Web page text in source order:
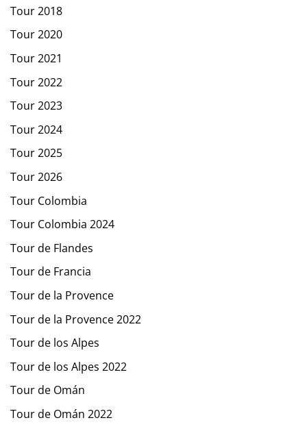
Tour 2018
Tour 2020
Tour 2021
Tour 2022
Tour 2023
Tour 2024
Tour 2025
Tour 2026
Tour Colombia
Tour Colombia 2024
Tour de Flandes
Tour de Francia
Tour de la Provence
Tour de la Provence 2022
Tour de los Alpes
Tour de los Alpes 2022
Tour de Omán
Tour de Omán 2022